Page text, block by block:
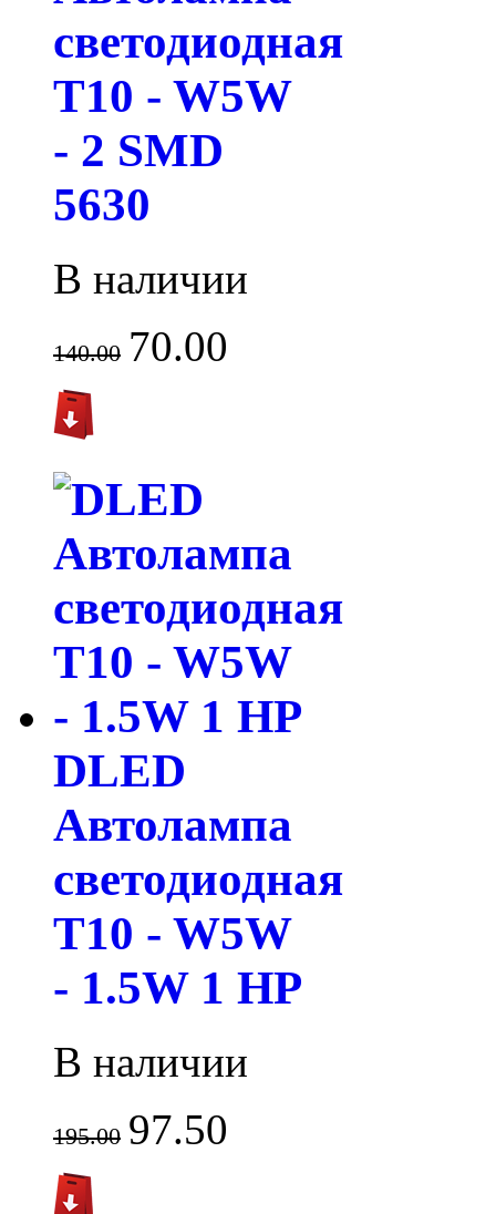
светодиодная
T10 - W5W
- 2 SMD
5630
В наличии
140.00 70.00
DLED
Автолампа
светодиодная
T10 - W5W
- 1.5W 1 HP
В наличии
195.00 97.50